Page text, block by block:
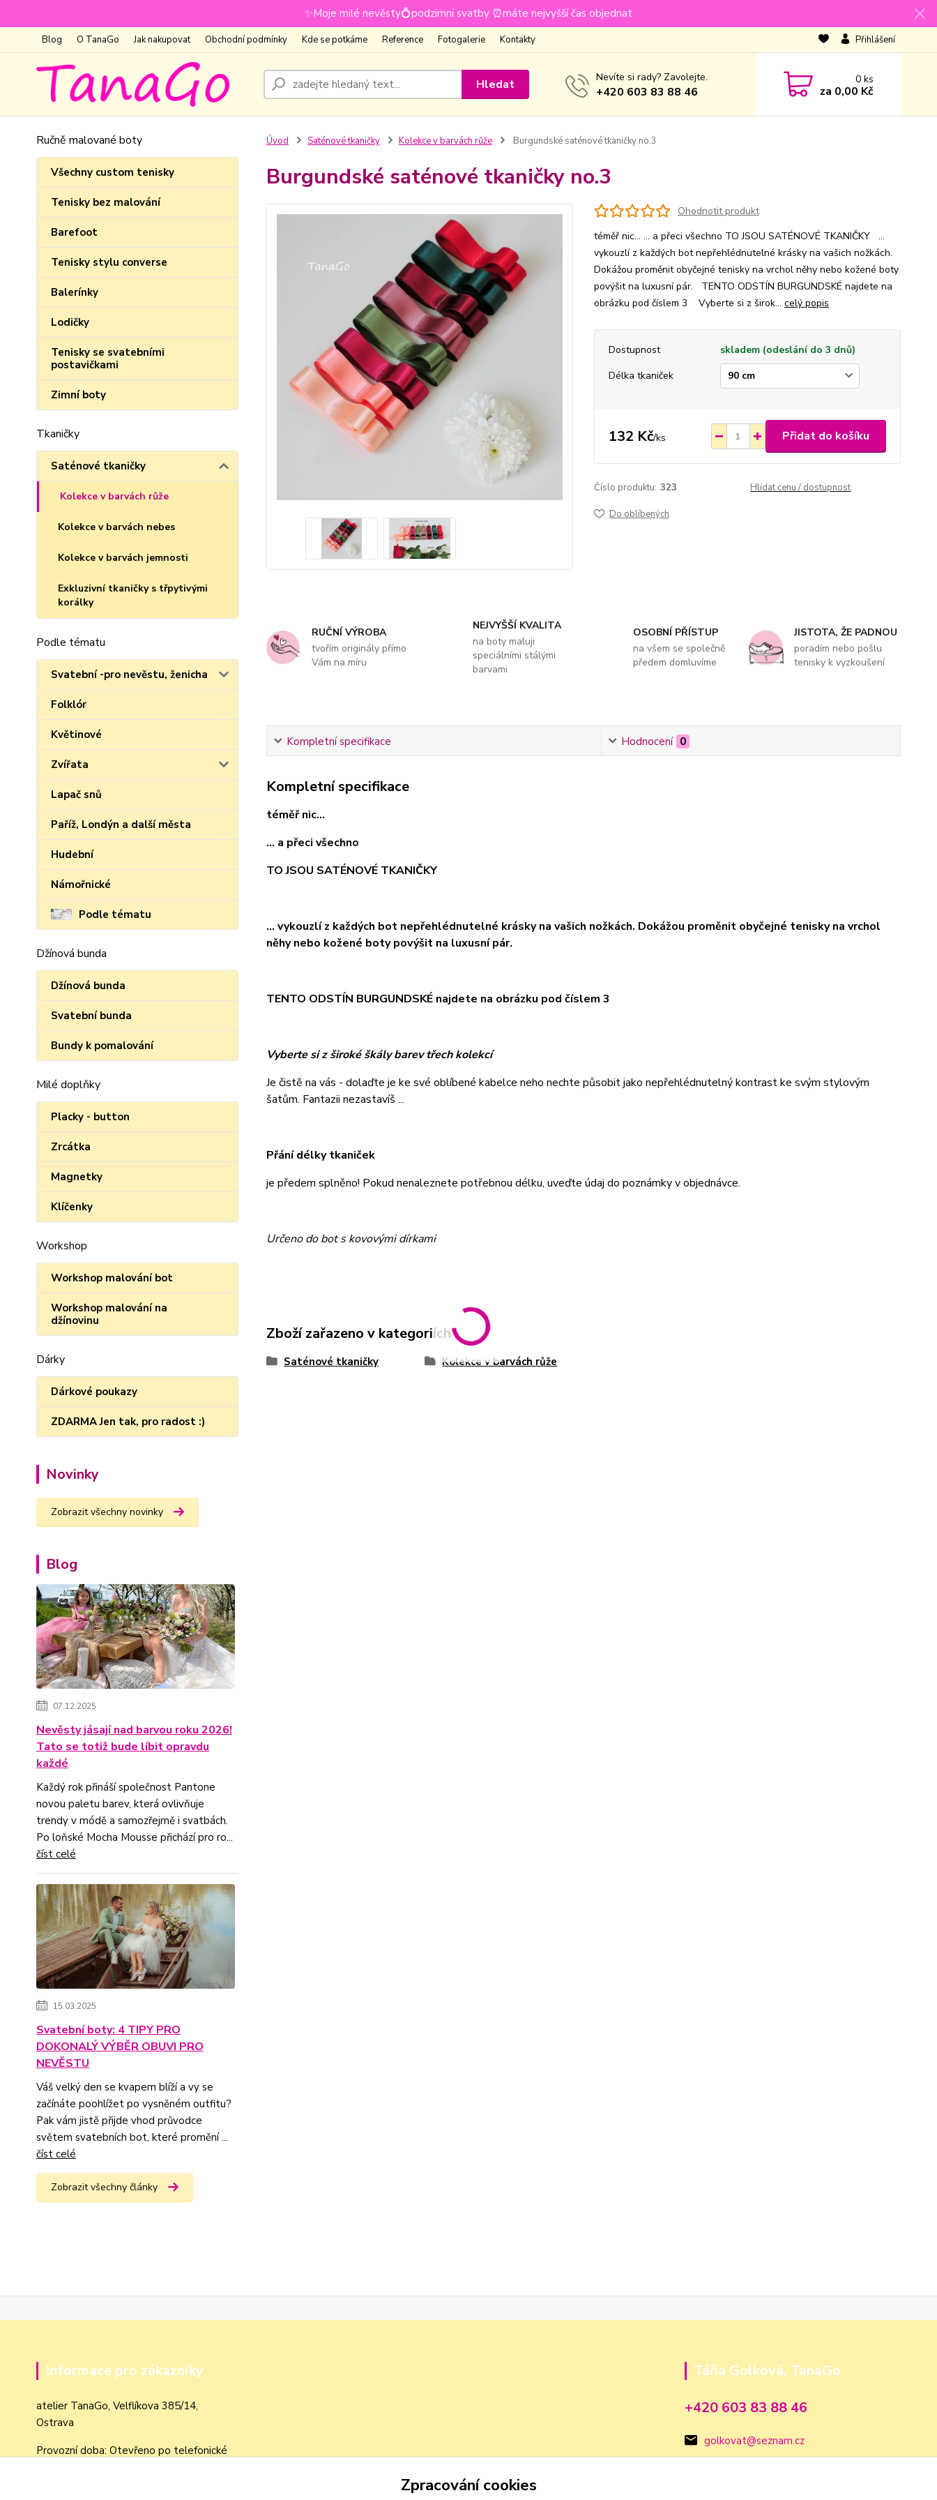
✨Moje milé nevěsty💍podzimní svatby ⏰máte nejvyšší čas objednat
Blog O TanaGo Jak nakupovat Obchodní podmínky Kde se potkáme Reference Fotogalerie Kontakty Přihlášení
Hledat Nevíte si rady? Zavolejte.
+420 603 83 88 46
0ks
za 0,00 Kč
Ručně malované boty
Všechny custom tenisky
Tenisky bez malování
Barefoot
Tenisky stylu converse
Balerínky
Lodičky
Tenisky se svatebními
postavičkami
Zimní boty
Tkaničky
Saténové tkaničky
Kolekce v barvách růže
Kolekce v barvách nebes
Kolekce v barvách jemnosti
Exkluzivní tkaničky s třpytivými
korálky
Podle tématu
Svatební -pro nevěstu, ženicha
Folklór
Květinové
Zvířata
Lapač snů
Paříž, Londýn a další města
Hudební
Námořnické
Podle tématu
Džínová bunda
Džínová bunda
Svatební bunda
Bundy k pomalování
Milé doplňky
Placky - button
Zrcátka
Magnetky
Klíčenky
Workshop
Workshop malování bot
Workshop malování na
džínovinu
Dárky
Dárkové poukazy
ZDARMA Jen tak, pro radost :)
Novinky
Zobrazit všechny novinky
Blog
07.12.2025
Nevěsty jásají nad barvou roku 2026!
Tato se totiž bude líbit opravdu
každé
Každý rok přináší společnost Pantone
novou paletu barev, která ovlivňuje
trendy v módě a samozřejmě i svatbách.
Po loňské Mocha Mousse přichází pro ro...
číst celé
15.03.2025
Svatební boty: 4 TIPY PRO
DOKONALÝ VÝBĚR OBUVI PRO
NEVĚSTU
Váš velký den se kvapem blíží a vy se
začínáte poohlížet po vysněném outfitu?
Pak vám jistě přijde vhod průvodce
světem svatebních bot, které promění ...
číst celé
Zobrazit všechny články
Úvod Saténové tkaničky Kolekce v barvách růže Burgundské saténové tkaničky no.3
Burgundské saténové tkaničky no.3
Ohodnotit produkt
téměř nic... ... a přeci všechno TO JSOU SATÉNOVÉ TKANIČKY ...
vykouzlí z každých bot nepřehlédnutelné krásky na vašich nožkách.
Dokážou proměnit obyčejné tenisky na vrchol něhy nebo kožené boty
povýšit na luxusní pár. TENTO ODSTÍN BURGUNDSKÉ najdete na
obrázku pod číslem 3 Vyberte si z širok... celý popis
Dostupnost
skladem (odeslání do 3 dnů)
Délka tkaniček
132 Kč/ks Přidat do košíku
Číslo produktu: 323 Hlídat cenu / dostupnost
Do oblíbených
RUČNÍ VÝROBA
tvořím originály přímo
Vám na míru
NEJVYŠŠÍ KVALITA
na boty maluji
speciálními stálými
barvami
OSOBNÍ PŘÍSTUP
na všem se společně
předem domluvíme
JISTOTA, ŽE PADNOU
poradím nebo pošlu
tenisky k vyzkoušení
Kompletní specifikace Hodnocení 0
Kompletní specifikace
téměř nic...
... a přeci všechno
TO JSOU SATÉNOVÉ TKANIČKY
... vykouzlí z každých bot nepřehlédnutelné krásky na vašich nožkách. Dokážou proměnit obyčejné tenisky na vrchol
něhy nebo kožené boty povýšit na luxusní pár.
TENTO ODSTÍN BURGUNDSKÉ najdete na obrázku pod číslem 3
Vyberte si z široké škály barev třech kolekcí
Je čistě na vás - dolaďte je ke své oblíbené kabelce neho nechte působit jako nepřehlédnutelný kontrast ke svým stylovým
šatům. Fantazii nezastavíš ...
Přání délky tkaniček
je předem splněno! Pokud nenaleznete potřebnou délku, uveďte údaj do poznámky v objednávce.
Určeno do bot s kovovými dírkami
Zboží zařazeno v kategoriích
Saténové tkaničky Kolekce v barvách růže
Informace pro zákazníky
atelier TanaGo, Velflíkova 385/14,
Ostrava
Provozní doba: Otevřeno po telefonické
Táňa Golková, TanaGo
+420 603 83 88 46
golkovat@seznam.cz
Zpracování cookies